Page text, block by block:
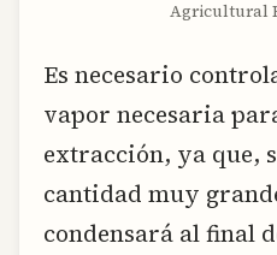
Agricultural
Es necesario
vapor necesaria
extracción, ya que,
cantidad muy
condensará al final